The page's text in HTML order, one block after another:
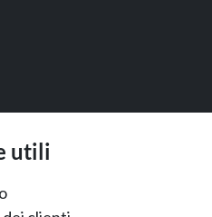
utili